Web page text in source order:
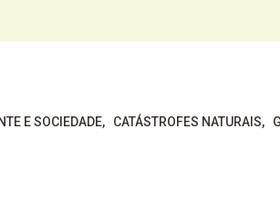
E SOCIEDADE CATÁSTROFES NATURAIS